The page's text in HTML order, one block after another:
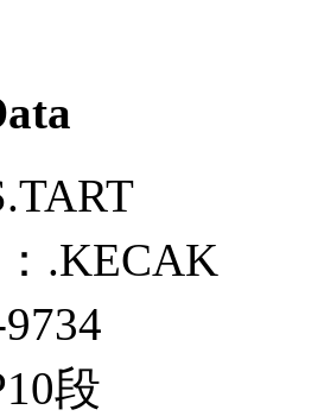
.KECAK
段